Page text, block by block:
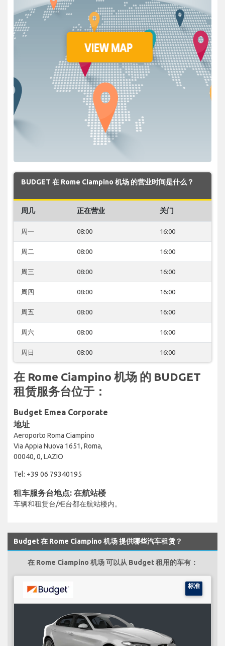
BUDGET 在 Rome Ciampino 机场 的营业时间是什么？
周几 正在营业 关门
周一 08:00 16:00
周二 08:00 16:00
周三 08:00 16:00
周四 08:00 16:00
周五 08:00 16:00
周六 08:00 16:00
周日 08:00 16:00
在 Rome Ciampino 机场 的 BUDGET
租赁服务台位于：
Budget Emea Corporate
地址
Aeroporto Roma Ciampino
Via Appia Nuova 1651, Roma,
00040, 0, LAZIO
Tel: +39 06 79340195
租车服务台地点: 在航站楼
车辆和租赁台/柜台都在航站楼内。
Budget 在 Rome Ciampino 机场 提供哪些汽车租赁？
在 Rome Ciampino 机场 可以从 Budget 租用的车有：
标准